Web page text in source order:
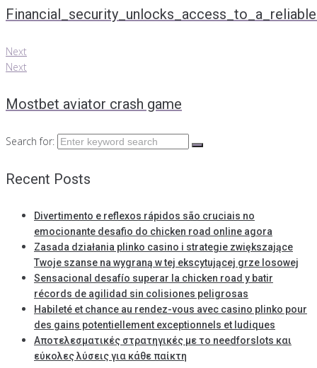
Next
Next
Mostbet aviator crash game
Search for:
Recent Posts
Divertimento e reflexos rápidos são cruciais no
emocionante desafio do chicken road online agora
Zasada działania plinko casino i strategie zwiększające
Twoje szanse na wygraną w tej ekscytującej grze losowej
Sensacional desafío superar la chicken road y batir
récords de agilidad sin colisiones peligrosas
Habileté et chance au rendez-vous avec casino plinko pour
des gains potentiellement exceptionnels et ludiques
Αποτελεσματικές στρατηγικές με το needforslots και
εύκολες λύσεις για κάθε παίκτη